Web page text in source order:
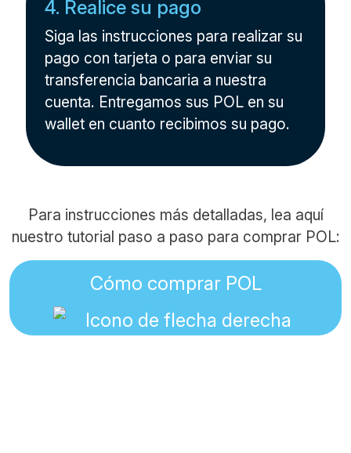
4. Realice su pago
Siga las instrucciones para realizar su
pago con tarjeta o para enviar su
transferencia bancaria a nuestra
cuenta. Entregamos sus POL en su
wallet en cuanto recibimos su pago.
Para instrucciones más detalladas, lea aquí
nuestro tutorial paso a paso para comprar POL:
Cómo comprar POL